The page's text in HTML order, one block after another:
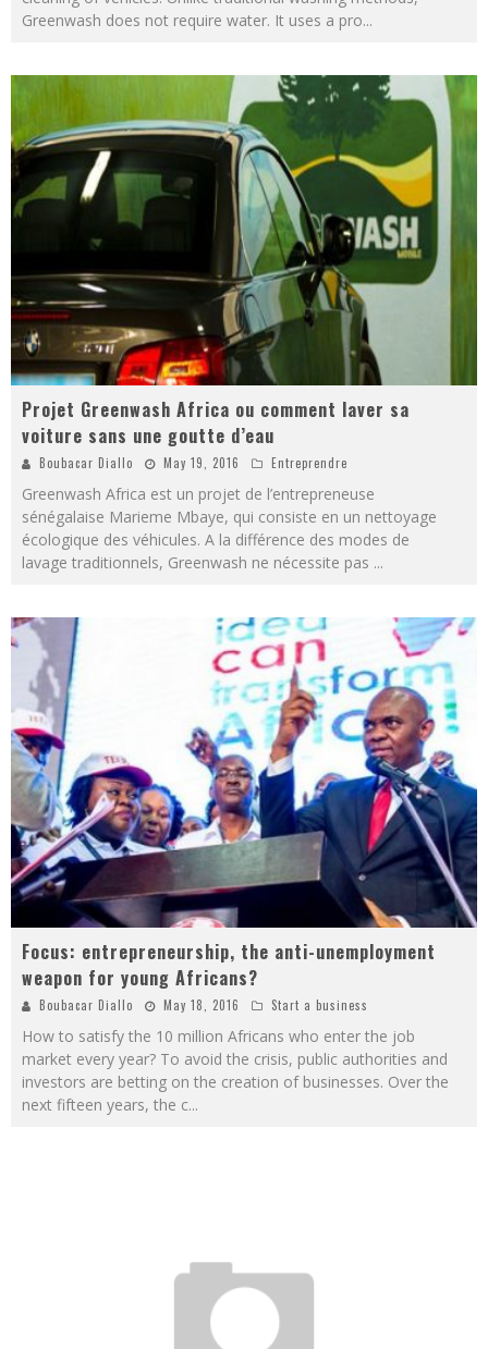
Greenwash does not require water. It uses a pro...
Projet Greenwash Africa ou comment laver sa
voiture sans une goutte d’eau
Boubacar Diallo May 19, 2016 Entreprendre
Greenwash Africa est un projet de l’entrepreneuse
sénégalaise Marieme Mbaye, qui consiste en un nettoyage
écologique des véhicules. A la différence des modes de
lavage traditionnels, Greenwash ne nécessite pas ...
Focus: entrepreneurship, the anti-unemployment
weapon for young Africans?
Boubacar Diallo May 18, 2016 Start a business
How to satisfy the 10 million Africans who enter the job
market every year? To avoid the crisis, public authorities and
investors are betting on the creation of businesses. Over the
next fifteen years, the c...